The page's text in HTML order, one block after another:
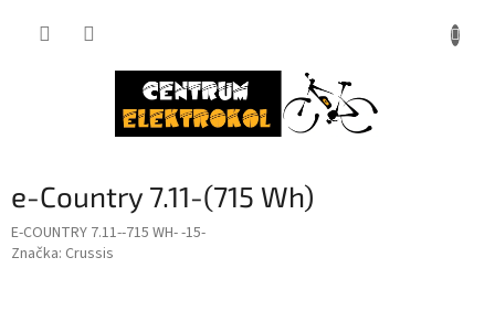
e-Country 7.11-(715 Wh)
E-COUNTRY 7.11--715 WH- -15-
Značka: Crussis